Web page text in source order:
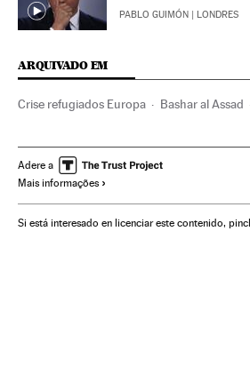
PABLO GUIMÓN | LONDRES
ARQUIVADO EM
Crise refugiados Europa Bashar al Assad
Imigração irregular Refugiados
Catástrofes Política migração Vítimas
Adere a
Mais informações
Si está interesado en licenciar este contenido,